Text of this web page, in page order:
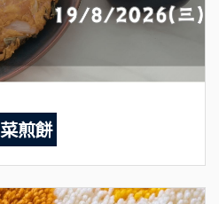
煎餅